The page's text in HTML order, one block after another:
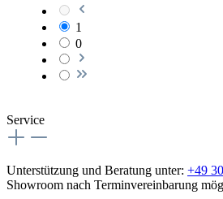
1
0
Service
Unterstützung und Beratung unter: +49
Showroom nach Terminvereinbarung